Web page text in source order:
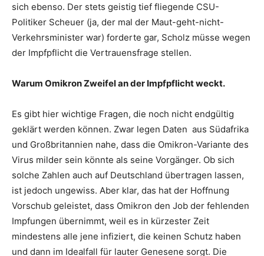
sich ebenso. Der stets geistig tief fliegende CSU-
Politiker Scheuer (ja, der mal der Maut-geht-nicht-
Verkehrsminister war) forderte gar, Scholz müsse wegen
der Impfpflicht die Vertrauensfrage stellen.
Warum Omikron Zweifel an der Impfpflicht weckt.
Es gibt hier wichtige Fragen, die noch nicht endgültig
geklärt werden können. Zwar legen Daten aus Südafrika
und Großbritannien nahe, dass die Omikron-Variante des
Virus milder sein könnte als seine Vorgänger. Ob sich
solche Zahlen auch auf Deutschland übertragen lassen,
ist jedoch ungewiss. Aber klar, das hat der Hoffnung
Vorschub geleistet, dass Omikron den Job der fehlenden
Impfungen übernimmt, weil es in kürzester Zeit
mindestens alle jene infiziert, die keinen Schutz haben
und dann im Idealfall für lauter Genesene sorgt. Die